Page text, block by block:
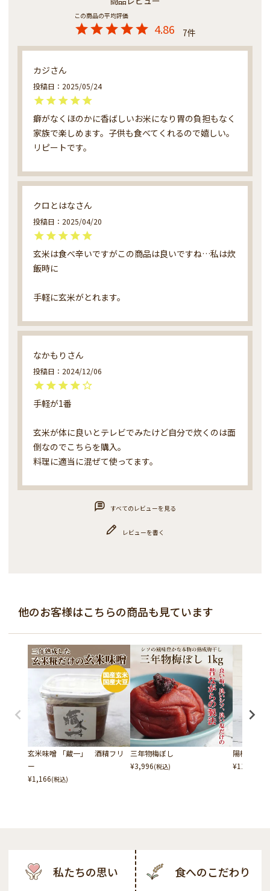
4.86 7
カジ
投稿日 2025/05/24
癖がなくほのかに香ばしいお米になり胃の負担もなく
家族で楽しめます。子供も食べてくれるので嬉しい。
リピートです。
クロとはな
投稿日 2025/04/20
玄米は食べ辛いですがこの商品は良いですね…私は炊
飯時に
手軽に玄米がとれます。
なかもり
投稿日 2024/12/06
手軽が1番
玄米が体に良いとテレビでみたけど自分で炊くのは面
倒なのでこちらを購入。
料理に適当に混ぜて使ってます。
すべてのレビューを見る
レビューを書く
他のお客様はこちらの商品も見ています
玄米味噌 「蔵一」 酒精フリ
ー
¥1,166(税込)
三年物梅ぼし
¥3,996(税込)
陽梅 (やん
¥11,880
私たちの思い 食へのこだわり